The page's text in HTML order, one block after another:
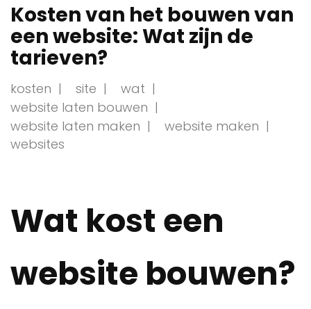
Kosten van het bouwen van
een website: Wat zijn de
tarieven?
kosten site
wat
website laten bouwen
website laten maken
website maken
websites
Wat kost een
website bouwen?